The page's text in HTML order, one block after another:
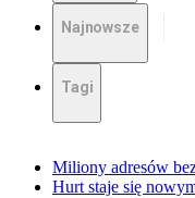
Najnowsze
Tagi
Miliony adresów
Hurt staje się